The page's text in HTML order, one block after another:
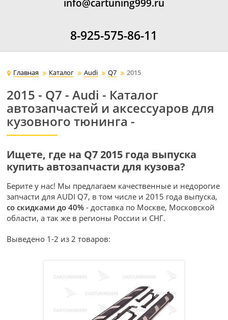
info@cartuning999.ru
8-925-575-86-11
Главная Каталог Audi Q7 2015
2015 - Q7 - Audi - Каталог
автозапчастей и аксессуаров для
кузовного тюнинга -
Ищете, где на Q7 2015 года выпуска
купить автозапчасти для кузова?
Берите у нас! Мы предлагаем качественные и недорогие
запчасти для AUDI Q7, в том числе и 2015 года выпуска,
со скидками до 40% - доставка по Москве, Московской
области, а так же в регионы России и СНГ.
Выведено 1-2 из 2 товаров: